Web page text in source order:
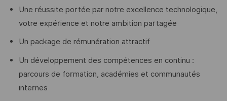
Une réussite portée par notre excellence technologique,
votre expérience et notre ambition partagée
Un package de rémunération attractif
Un développement des compétences en continu :
parcours de formation, académies et communautés
internes